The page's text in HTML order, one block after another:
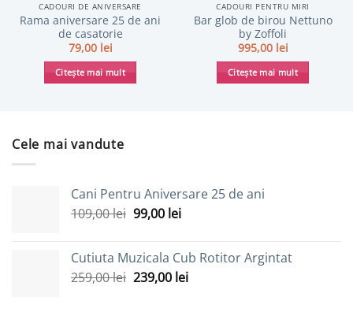
CADOURI DE ANIVERSARE
Rama aniversare 25 de ani
de casatorie
79,00 lei
Citește mai mult
CADOURI PENTRU MIRI
Bar glob de birou Nettuno
by Zoffoli
995,00 lei
Citește mai mult
Cele mai vandute
Cani Pentru Aniversare 25 de ani
109,00lei Prețul
fost:
109,00 lei.
99,00 leiPrețul
99,00 lei.
Cutiuta Muzicala Cub Rotitor Argintat
259,00lei Prețul
239,00 leiPrețul